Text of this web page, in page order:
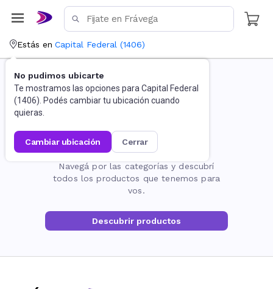
Estás en Capital Federal (1406)
No pudimos ubicarte
Te mostramos las opciones para Capital Federal
(1406). Podés cambiar tu ubicación cuando
quieras.
cambiar ubicación cerrar
La página no existe
Navegá por las categorías y descubrí
todos los productos que tenemos para
vos.
Descubrir productos